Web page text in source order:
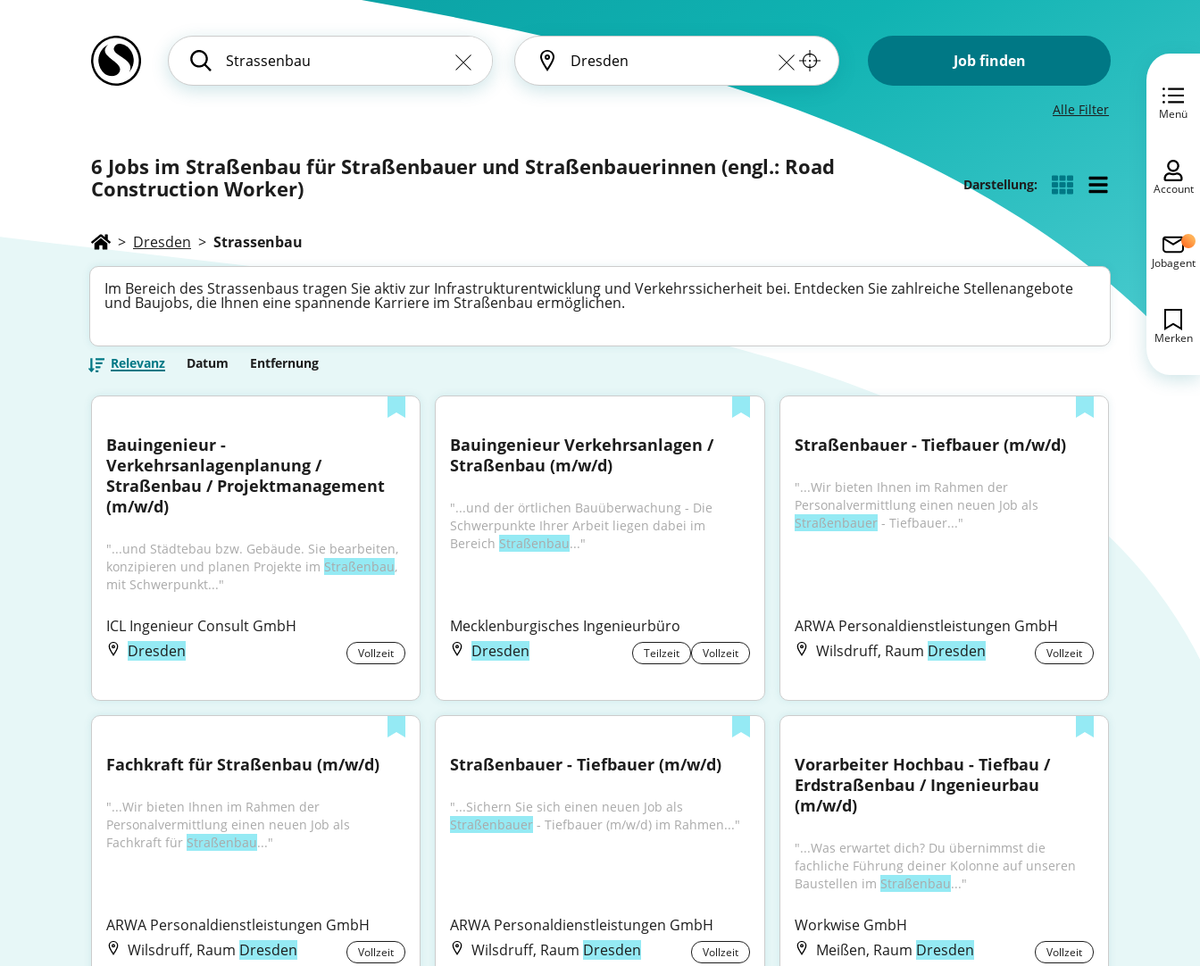
Job finden
Alle Filter
6 Jobs im Straßenbau für Straßenbauer und Straßenbauerinnen (engl.: Road
Construction Worker)
Darstellung:
> Dresden > Strassenbau
Im Bereich des Strassenbaus tragen Sie aktiv zur Infrastrukturentwicklung und Verkehrssicherheit bei. Entdecken Sie zahlreiche Stellenangebote
und Baujobs, die Ihnen eine spannende Karriere im Straßenbau ermöglichen.
Relevanz Datum Entfernung
Bauingenieur -
Verkehrsanlagenplanung /
Straßenbau / Projektmanagement
(m/w/d)
"...und Städtebau bzw. Gebäude. Sie bearbeiten,
konzipieren und planen Projekte im Straßenbau,
mit Schwerpunkt..."
ICL Ingenieur Consult GmbH
Dresden
Vollzeit
Bauingenieur Verkehrsanlagen /
Straßenbau (m/w/d)
"...und der örtlichen Bauüberwachung - Die
Schwerpunkte Ihrer Arbeit liegen dabei im
Bereich Straßenbau..."
Mecklenburgisches Ingenieurbüro
Dresden
Teilzeit Vollzeit
Straßenbauer - Tiefbauer (m/w/d)
"...Wir bieten Ihnen im Rahmen der
Straßenbauer - Tiefbauer..."
ARWA Personaldienstleistungen GmbH
Wilsdruff, Raum Dresden Vollzeit
Fachkraft für Straßenbau (m/w/d)
"...Wir bieten Ihnen im Rahmen der
Personalvermittlung einen neuen Job als
Fachkraft für Straßenbau..."
ARWA Personaldienstleistungen GmbH
Wilsdruff, Raum Dresden Vollzeit
Straßenbauer - Tiefbauer (m/w/d)
Straßenbauer - Tiefbauer (m/w/d) im Rahmen..."
ARWA Personaldienstleistungen GmbH
Wilsdruff, Raum Dresden Vollzeit
Vorarbeiter Hochbau - Tiefbau /
Erdstraßenbau / Ingenieurbau
(m/w/d)
"...Was erwartet dich? Du übernimmst die
fachliche Führung deiner Kolonne auf unseren
Baustellen im Straßenbau..."
Workwise GmbH
Meißen, Raum Dresden Vollzeit
Menü
Account
Jobagent
Merken